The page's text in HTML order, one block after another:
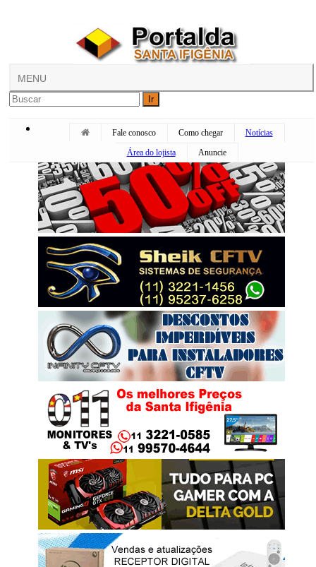
MENU
Ir
Fale conosco Como chegar
Notícias
Área do lojista
Anuncie